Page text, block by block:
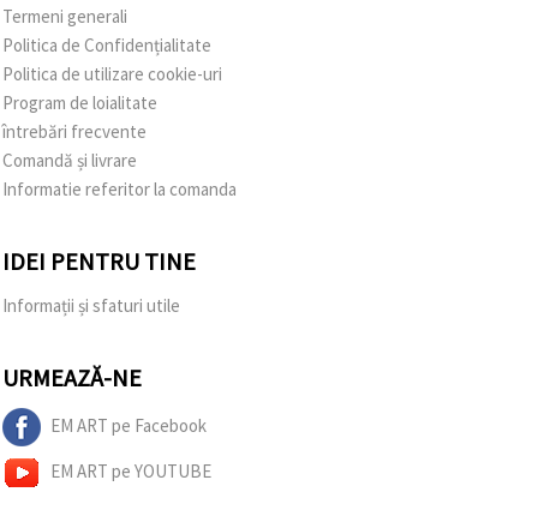
Termeni generali
Politica de Confidențialitate
Politica de utilizare cookie-uri
Program de loialitate
întrebări frecvente
Comandă și livrare
Informatie referitor la comanda
IDEI PENTRU TINE
Informații și sfaturi utile
URMEAZĂ-NE
EM ART pe Facebook
EM ART pe YOUTUBE